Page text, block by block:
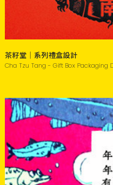
茶籽堂｜系列禮盒設計
Cha Tzu Tang - Gift Box Packaging